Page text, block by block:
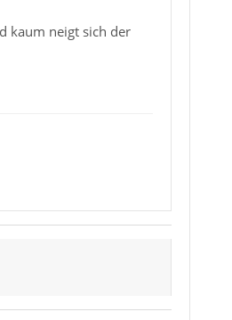
kaum neigt sich der